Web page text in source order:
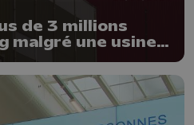
de 3 millions
malgré une usine